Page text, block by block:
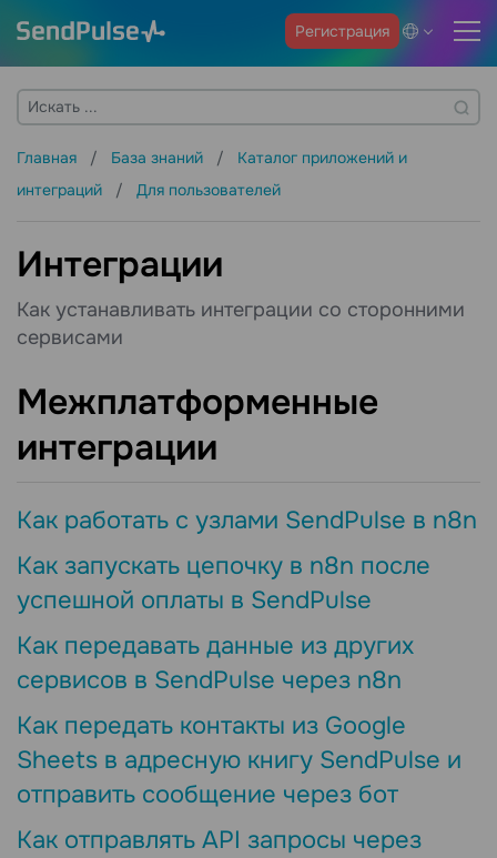
Регистрация
Главная База знаний
Каталог приложений и
интеграций
Для пользователей
Интеграции
Как устанавливать интеграции со сторонними
сервисами
Межплатформенные
интеграции
Как работать с узлами SendPulse в n8n
Как запускать цепочку в n8n после
успешной оплаты в SendPulse
Как передавать данные из других
сервисов в SendPulse через n8n
Как передать контакты из Google
Sheets в адресную книгу SendPulse и
отправить сообщение через бот
Как отправлять API запросы через